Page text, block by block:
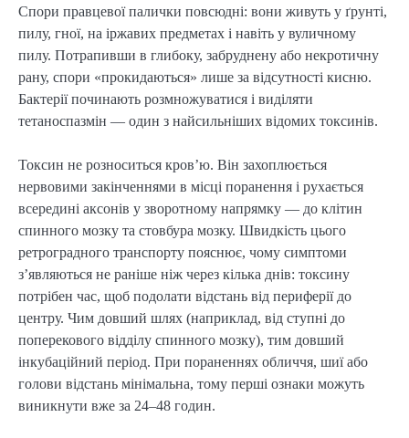
Спори правцевої палички повсюдні: вони живуть у ґрунті,
пилу, гної, на іржавих предметах і навіть у вуличному
пилу. Потрапивши в глибоку, забруднену або некротичну
рану, спори «прокидаються» лише за відсутності кисню.
Бактерії починають розмножуватися і виділяти
тетаноспазмін — один з найсильніших відомих токсинів.
Токсин не розноситься кров’ю. Він захоплюється
нервовими закінченнями в місці поранення і рухається
всередині аксонів у зворотному напрямку — до клітин
спинного мозку та стовбура мозку. Швидкість цього
ретроградного транспорту пояснює, чому симптоми
з’являються не раніше ніж через кілька днів: токсину
потрібен час, щоб подолати відстань від периферії до
центру. Чим довший шлях (наприклад, від ступні до
поперекового відділу спинного мозку), тим довший
інкубаційний період. При пораненнях обличчя, шиї або
голови відстань мінімальна, тому перші ознаки можуть
виникнути вже за 24–48 годин.